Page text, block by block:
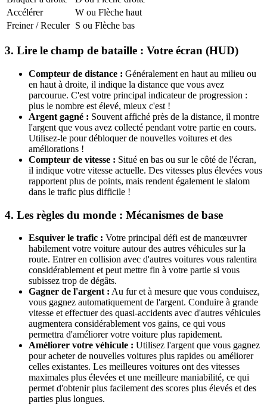
Accélérer
W ou Flèche haut
Freiner / Reculer S ou Flèche bas
3. Lire le champ de bataille : Votre écran (HUD)
Compteur de distance : Généralement en haut au milieu ou
en haut à droite, il indique la distance que vous avez
parcourue. C'est votre principal indicateur de progression :
plus le nombre est élevé, mieux c'est !
Argent gagné : Souvent affiché près de la distance, il montre
l'argent que vous avez collecté pendant votre partie en cours.
Utilisez-le pour débloquer de nouvelles voitures et des
améliorations !
Compteur de vitesse : Situé en bas ou sur le côté de l'écran,
il indique votre vitesse actuelle. Des vitesses plus élevées vous
rapportent plus de points, mais rendent également le slalom
dans le trafic plus difficile !
4. Les règles du monde : Mécanismes de base
Esquiver le trafic : Votre principal défi est de manœuvrer
habilement votre voiture autour des autres véhicules sur la
route. Entrer en collision avec d'autres voitures vous ralentira
considérablement et peut mettre fin à votre partie si vous
subissez trop de dégâts.
Gagner de l'argent : Au fur et à mesure que vous conduisez,
vous gagnez automatiquement de l'argent. Conduire à grande
vitesse et effectuer des quasi-accidents avec d'autres véhicules
augmentera considérablement vos gains, ce qui vous
permettra d'améliorer votre voiture plus rapidement.
Améliorer votre véhicule : Utilisez l'argent que vous gagnez
pour acheter de nouvelles voitures plus rapides ou améliorer
celles existantes. Les meilleures voitures ont des vitesses
maximales plus élevées et une meilleure maniabilité, ce qui
permet d'obtenir plus facilement des scores plus élevés et des
parties plus longues.